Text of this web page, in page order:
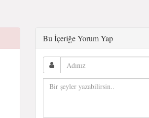
Bu İçeriğe Yorum Yap